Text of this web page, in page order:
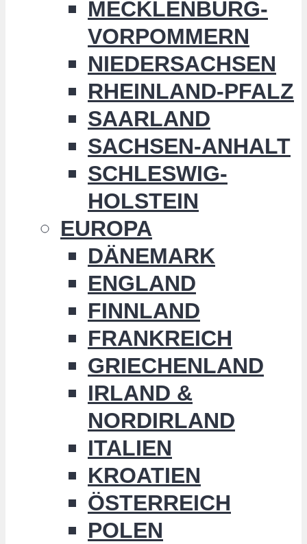
MECKLENBURG-
VORPOMMERN
NIEDERSACHSEN
RHEINLAND-PFALZ
SAARLAND
SACHSEN-ANHALT
SCHLESWIG-
HOLSTEIN
EUROPA
DÄNEMARK
ENGLAND
FINNLAND
FRANKREICH
GRIECHENLAND
IRLAND &
NORDIRLAND
ITALIEN
KROATIEN
ÖSTERREICH
POLEN